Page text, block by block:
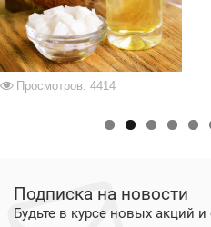
Просмотров: 4414
Подписка на новости
Будьте в курсе новых акций